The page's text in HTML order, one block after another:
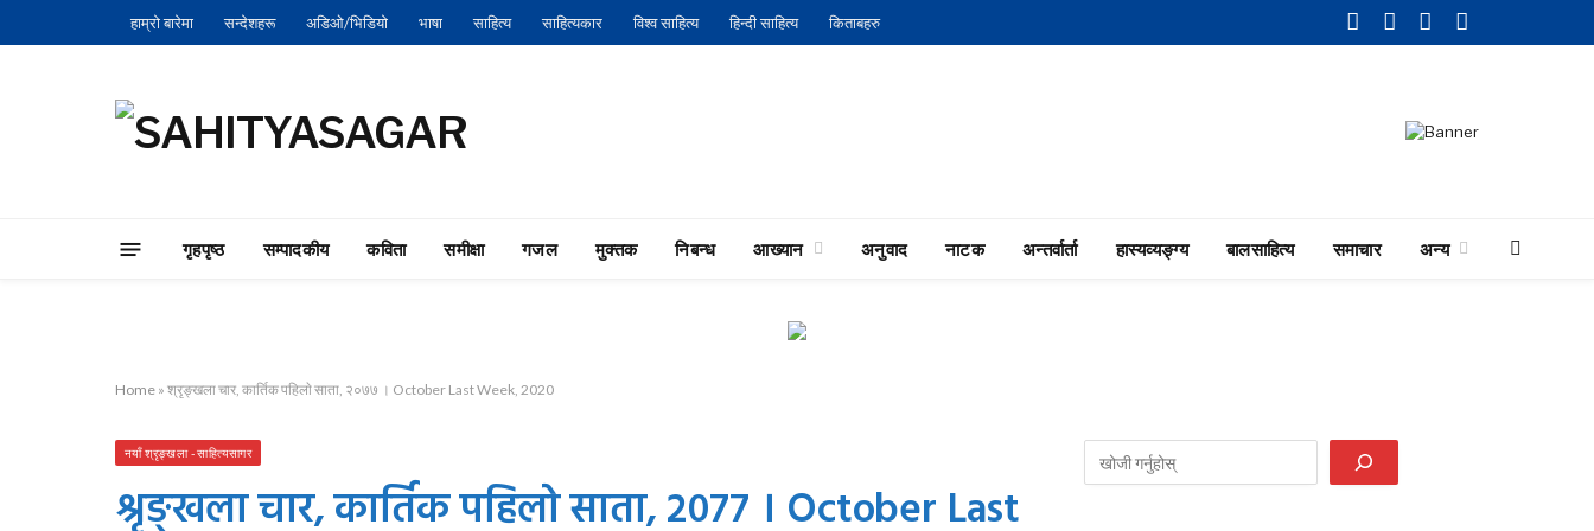
हाम्रो बारेमा सन्देशहरू अडिओ/भिडियो भाषा साहित्य साहित्यकार विश्व साहित्य हिन्दी साहित्य किताबहरु
Facebook
TwitterLinkedInYouTube
गृहपृष्‍ठ सम्पादकीय कविता समीक्षा गजल मुक्तक निबन्ध आख्यान अनुवाद नाटक अन्तर्वार्ता हास्यव्यङ्ग्य बालसाहित्य समाचार अन्य
Home » श्रृङ्खला चार, कार्तिक पहिलाे साता, २०७७ । October Last Week, 2020
नयाँ श्रृङ्खला - साहित्यसागर
श्रृङ्खला चार, कार्तिक पहिलाे साता, २०७७ । October Last